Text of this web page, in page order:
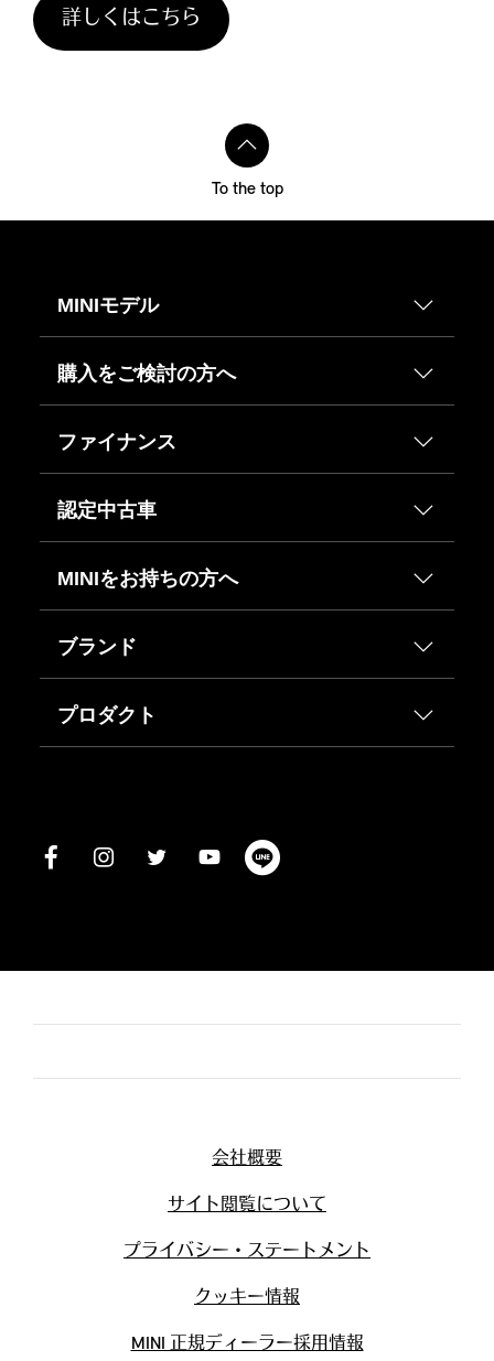
詳しくはこちら
To the top
MINIモデル
購入をご検討の方へ
ファイナンス
認定中古車
MINIをお持ちの方へ
ブランド
プロダクト
会社概要
サイト閲覧について
プライバシー・ステートメント
クッキー情報
MINI 正規ディーラー採用情報